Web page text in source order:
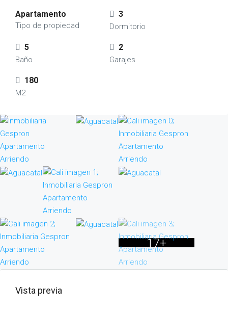
Apartamento
Tipo de propiedad
3
Dormitorio
5
Baño
2
Garajes
180
M2
17+
Vista previa